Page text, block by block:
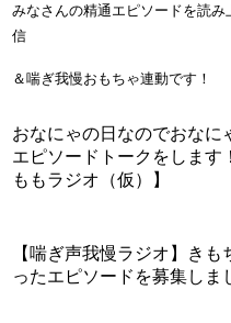
みなさんの精通エピソードを読み
信
＆喘ぎ我慢おもちゃ連動です！
おなにゃの日なのでおなに
エピソードトークをします
ももラジオ（仮）】
【喘ぎ声我慢ラジオ】きも
ったエピソードを募集しま